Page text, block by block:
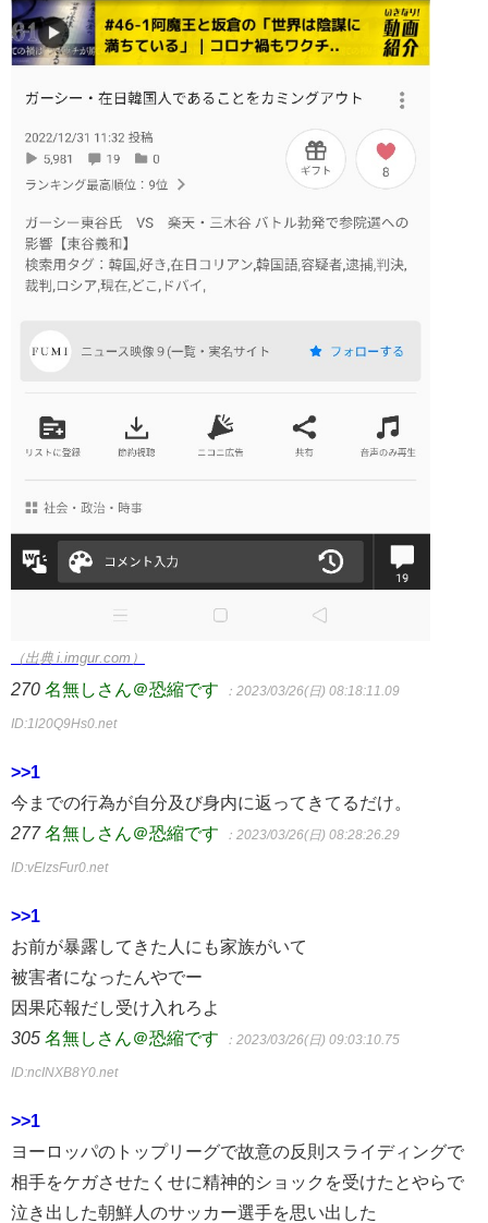
（出典 i.imgur.com）
270 名無しさん＠恐縮です ：2023/03/26(日) 08:18:11.09
ID:1l20Q9Hs0.net
>>1
今までの行為が自分及び身内に返ってきてるだけ。
277 名無しさん＠恐縮です ：2023/03/26(日) 08:28:26.29
ID:vElzsFur0.net
>>1
お前が暴露してきた人にも家族がいて
被害者になったんやでー
因果応報だし受け入れろよ
305 名無しさん＠恐縮です ：2023/03/26(日) 09:03:10.75
ID:ncINXB8Y0.net
>>1
ヨーロッパのトップリーグで故意の反則スライディングで
相手をケガさせたくせに精神的ショックを受けたとやらで
泣き出した朝鮮人のサッカー選手を思い出した